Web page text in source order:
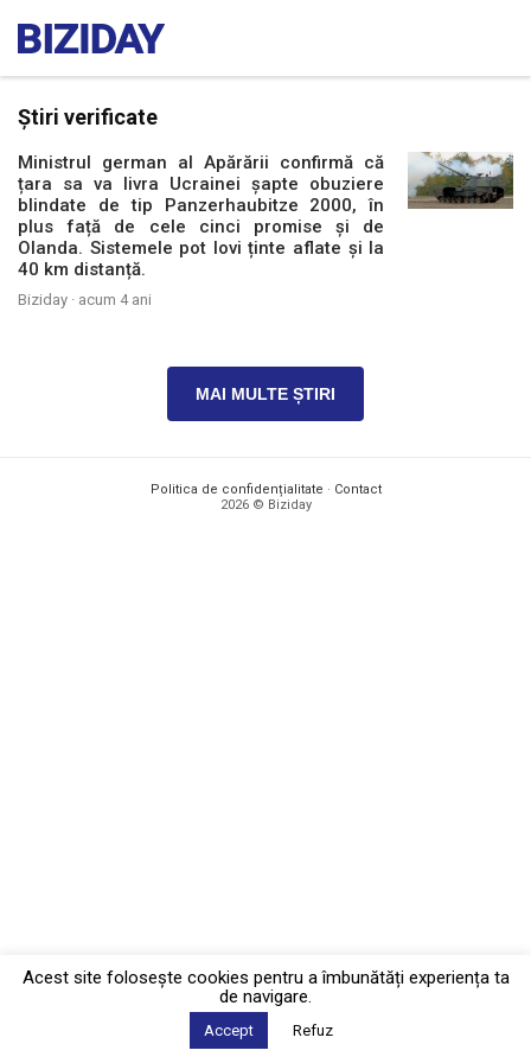
Știri verificate
Ministrul german al Apărării confirmă că
țara sa va livra Ucrainei șapte obuziere
blindate de tip Panzerhaubitze 2000, în
plus față de cele cinci promise și de
Olanda. Sistemele pot lovi ținte aflate și la
40 km distanță.
Biziday · acum 4 ani
MAI MULTE ȘTIRI
Politica de confidențialitate · Contact
2026 © Biziday
Acest site foloseşte cookies pentru a îmbunătăți experiența ta
de navigare.
Accept Refuz